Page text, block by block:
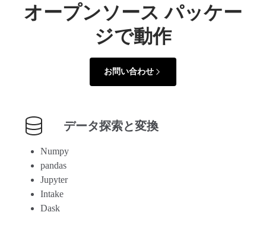
オープンソース パッケー
ジで動作
お問い合わせ
データ探索と変換
Numpy
pandas
Jupyter
Intake
Dask